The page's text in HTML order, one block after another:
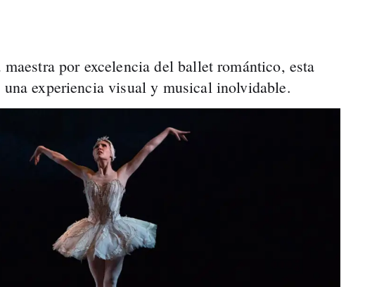
por excelencia del ballet romántico, esta
experiencia visual y musical inolvidable.